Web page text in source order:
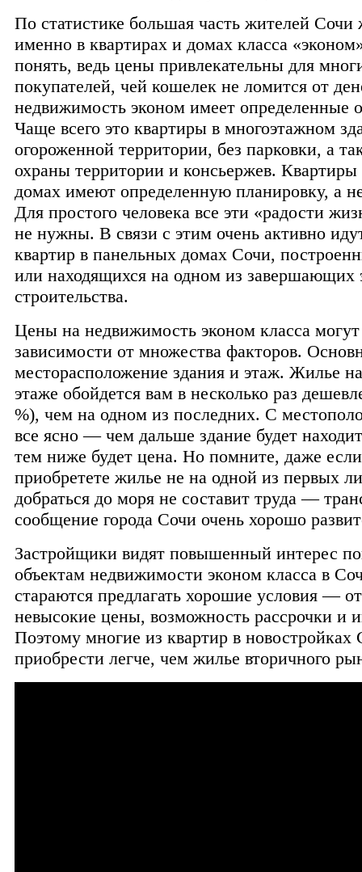
По статистике большая часть жителей Сочи
именно в квартирах и домах класса
понять, ведь цены привлекательны для
покупателей, чей кошелек не ломится от
недвижимость эконом имеет определенные
Чаще всего это квартиры в многоэтажном
огороженной территории, без парковки, а
охраны территории и консьержев. Квартиры
домах имеют определенную планировку, а
Для простого человека все эти «радости
не нужны. В связи с этим очень активно
квартир в панельных домах Сочи,
или находящихся на одном из завершающих
строительства.
Цены на недвижимость эконом класса могут
зависимости от множества факторов.
месторасположение здания и этаж. Жилье
этаже обойдется вам в несколько раз
%), чем на одном из последних. С
все ясно — чем дальше здание будет
тем ниже будет цена. Но помните, даже
приобретете жилье не на одной из первых
добраться до моря не составит труда —
сообщение города Сочи очень хорошо
Застройщики видят повышенный интерес
объектам недвижимости эконом класса в
стараются предлагать хорошие условия —
невысокие цены, возможность рассрочки и
Поэтому многие из квартир в новостройках
приобрести легче, чем жилье вторичного